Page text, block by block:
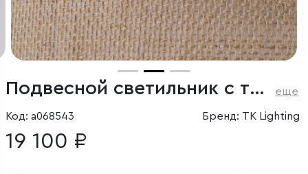
Подвесной светильник с тканевым плафоном еще
Код: a068543 Бренд: TK Lighting
19 100 ₽